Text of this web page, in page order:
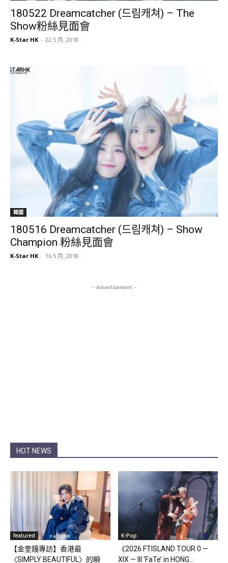
180522 Dreamcatcher (드림캐쳐) – The
Show粉絲見面會
K-Star HK - 22 5 月, 2018
韓國
180516 Dreamcatcher (드림캐쳐) – Show
Champion 粉絲見面會
K-Star HK - 16 5 月, 2018
- Advertisement -
HOT NEWS
featured
【金奎鐘專訪】香港最
〈SIMPLY BEAUTIFUL〉的瞬
K-Pop
《2026 FTISLAND TOUR 0 —
XIX — III ‘FaTe’ in HONG...